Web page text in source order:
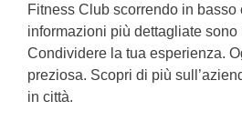
Fitness Club scorrendo in basso
informazioni più dettagliate
Condividere la tua esperienza.
preziosa. Scopri di più
in città.